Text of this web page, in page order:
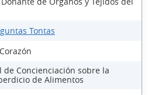
Tontas
de Concienciación sobre la
de Alimentos